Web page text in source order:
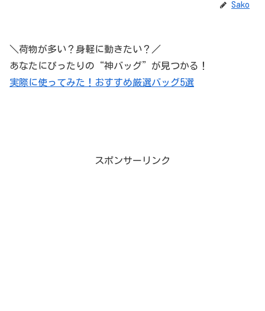
Sako
＼荷物が多い？身軽に動きたい？／
あなたにぴったりの“神バッグ”が見つかる！
実際に使ってみた！おすすめ厳選バッグ5選
スポンサーリンク